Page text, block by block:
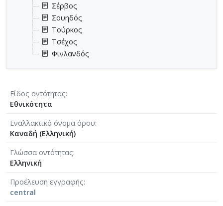
Σέρβος
Σουηδός
Τούρκος
Τσέχος
Φινλανδός
Είδος οντότητας
Εθνικότητα
Εναλλακτικό όνομα όρου
Καναδή (Ελληνική)
Γλώσσα οντότητας
Ελληνική
Προέλευση εγγραφής
central